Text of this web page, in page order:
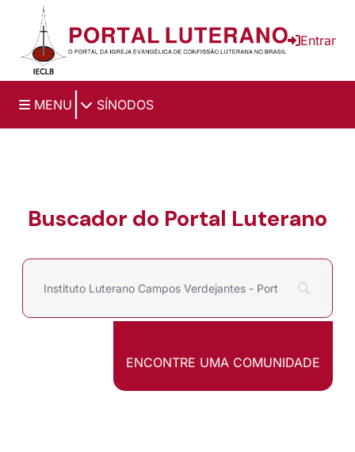
Ir para o conteúdo principal
Entrar
MENU SÍNODOS
Buscador do Portal Luterano
ENCONTRE UMA COMUNIDADE